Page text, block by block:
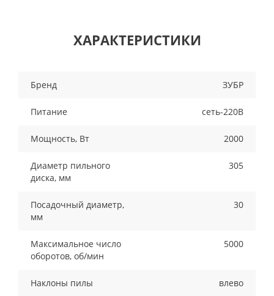
ХАРАКТЕРИСТИКИ
Бренд ЗУБР
Питание сеть-220В
Мощность, Вт 2000
Диаметр пильного
диска, мм
305
Посадочный диаметр,
мм
30
Максимальное число
оборотов, об/мин
5000
Наклоны пилы влево